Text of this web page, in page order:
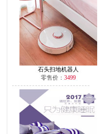
石头扫地机器人
零售价： 3499